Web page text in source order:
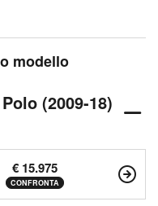
modello
(2009-18)
€ 15.975
CONFRONTA